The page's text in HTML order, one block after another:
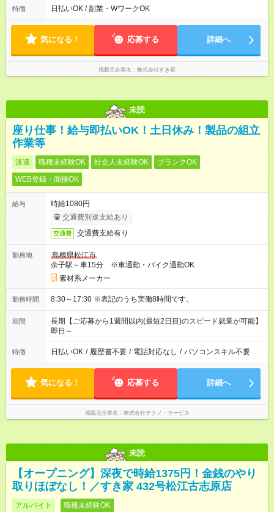
ます♪
特徴 日払いOK / 副業・WワークOK
気になる！ 応募する 詳細へ
掲載元企業名 株式会社すき家
未読
座り仕事！給与即払いOK！土日休み！製品の組立
作業等
派遣 職種未経験OK 社会人未経験OK
ブランクOK
WEB登録・面接OK
給与
時給1080円
交通費別途支給あり
交通費 交通費支給有り
勤務地
島根県松江市
余子駅～車15分 ※車通勤・バイク通勤OK
素材系メーカー
勤務時間 8:30～17:30 ※表記のうち実働8時間です。
期間
長期【ご応募から1週間以内(最短2日目)のスピード就業が可能】
即日～
特徴 日払いOK / 履歴書不要 / 電話対応なし / パソコンスキル不要
気になる！ 応募する 詳細へ
掲載元企業名 株式会社テクノ・サービス
未読
【オープニング】深夜で時給1375円！金銭のやり
取りほぼなし！／すき家 432号松江古志原店
アルバイト 職種未経験OK